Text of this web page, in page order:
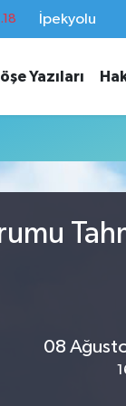
İpekyolu
Yazıları
08